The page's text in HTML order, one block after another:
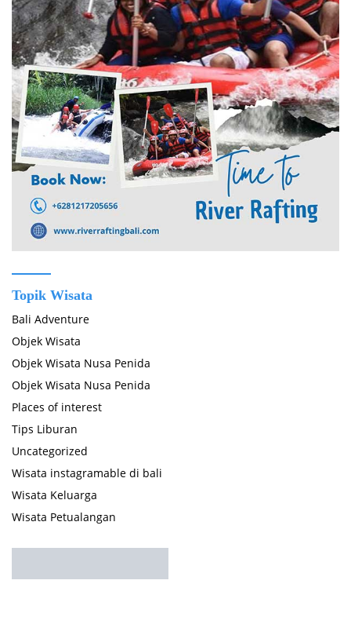
Topik Wisata
Bali Adventure
Objek Wisata
Objek Wisata Nusa Penida
Objek Wisata Nusa Penida
Places of interest
Tips Liburan
Uncategorized
Wisata instagramable di bali
Wisata Keluarga
Wisata Petualangan